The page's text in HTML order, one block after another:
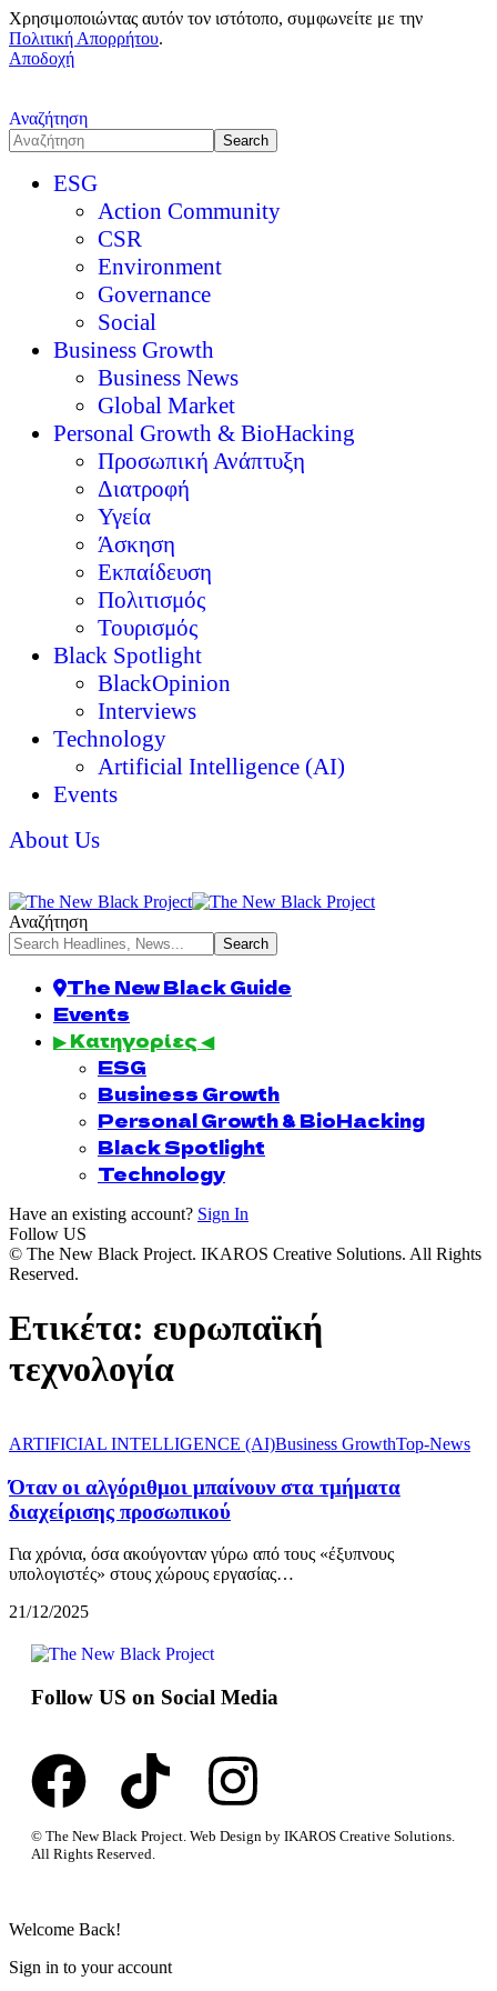
Χρησιμοποιώντας αυτόν τον ιστότοπο, συμφωνείτε με την
Πολιτική Απορρήτου.
Αποδοχή
Αναζήτηση
ESG
Action Community
CSR
Environment
Governance
Social
Business Growth
Business News
Global Market
Personal Growth & BioHacking
Προσωπική Ανάπτυξη
Διατροφή
Υγεία
Άσκηση
Εκπαίδευση
Πολιτισμός
Τουρισμός
Black Spotlight
BlackOpinion
Interviews
Technology
Artificial Intelligence (AI)
Events
About Us
Αναζήτηση
The New Black Guide
Events
▶ Κατηγορίες ◀
ESG
Business Growth
Personal Growth & BioHacking
Black Spotlight
Technology
Have an existing account? Sign In
Follow US
© The New Black Project. IKAROS Creative Solutions. All Rights
Reserved.
Ετικέτα: ευρωπαϊκή
τεχνολογία
ARTIFICIAL INTELLIGENCE (AI)Business GrowthTop-News
Όταν οι αλγόριθμοι μπαίνουν στα τμήματα
διαχείρισης προσωπικού
Για χρόνια, όσα ακούγονταν γύρω από τους «έξυπνους
υπολογιστές» στους χώρους εργασίας…
21/12/2025
Follow US on Social Media
© The New Black Project. Web Design by IKAROS Creative Solutions.
All Rights Reserved.
Welcome Back!
Sign in to your account